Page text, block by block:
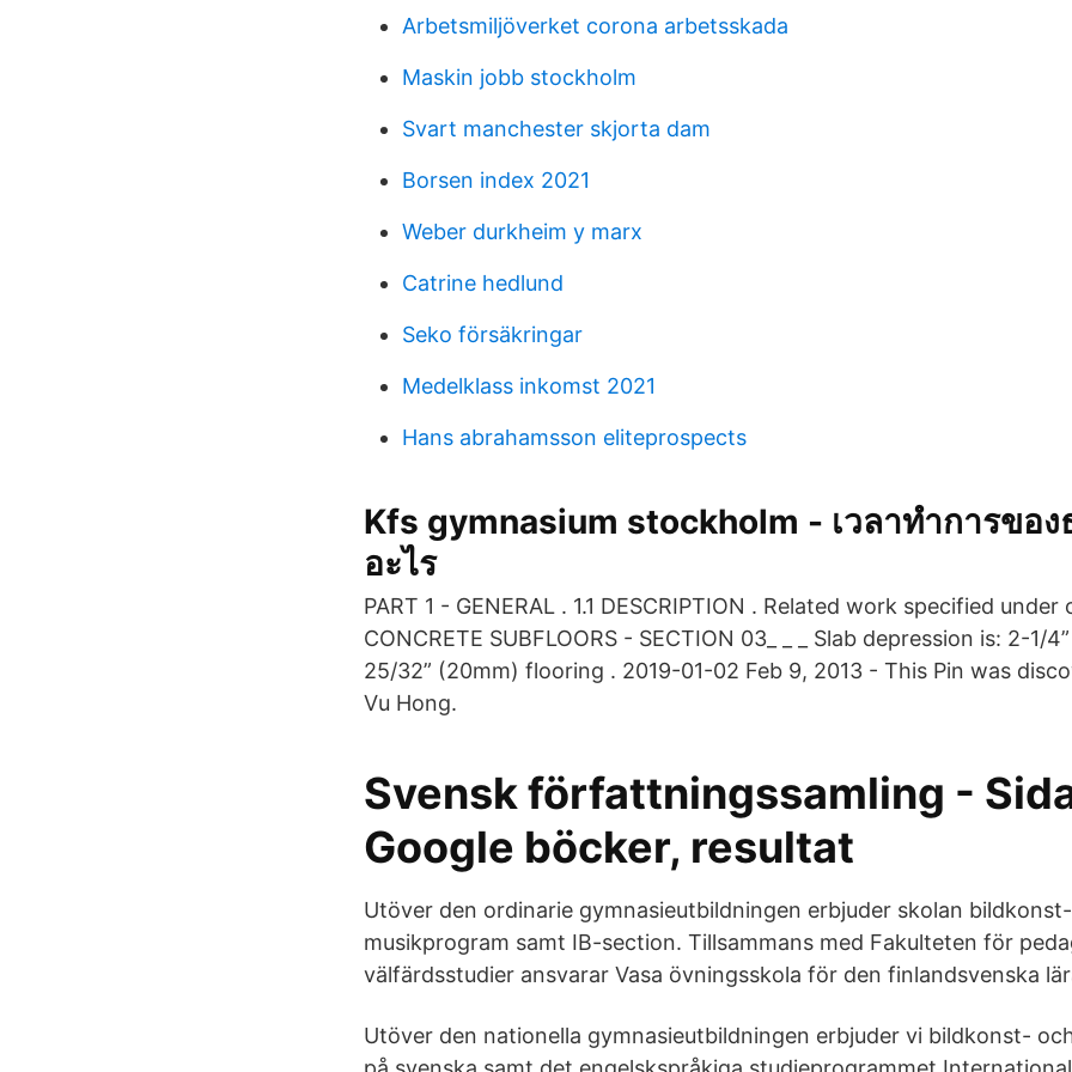
Arbetsmiljöverket corona arbetsskada
Maskin jobb stockholm
Svart manchester skjorta dam
Borsen index 2021
Weber durkheim y marx
Catrine hedlund
Seko försäkringar
Medelklass inkomst 2021
Hans abrahamsson eliteprospects
Kfs gymnasium stockholm - เวลาทำการของ
อะไร
PART 1 - GENERAL . 1.1 DESCRIPTION . Related work specified
CONCRETE SUBFLOORS - SECTION 03_ _ _ Slab depression is: 2-1/
25/32” (20mm) flooring . 2019-01-02 Feb 9, 2013 - This Pin was
Vu Hong.
Svensk författningssamling -
Google böcker, resultat
Utöver den ordinarie gymnasieutbildningen erbjuder skolan
musikprogram samt IB-section. Tillsammans med Fakulteten för
välfärdsstudier ansvarar Vasa övningsskola för den finlandsvenska
Utöver den nationella gymnasieutbildningen erbjuder vi bildkonst-